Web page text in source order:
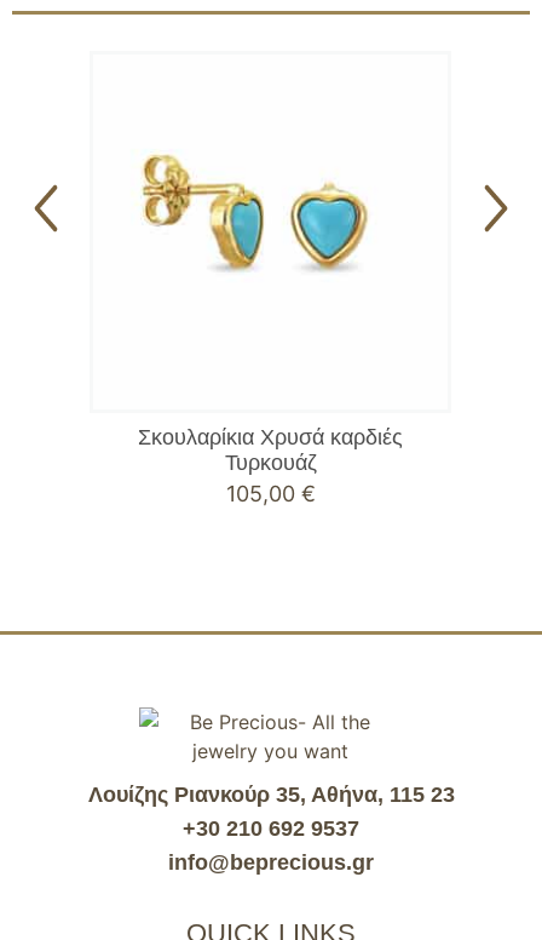
Σκουλαρίκια Χρυσά καρδιές
Τυρκουάζ
105,00 €
Λουίζης Ριανκούρ 35, Αθήνα, 115 23
+30 210 692 9537
info@beprecious.gr
QUICK LINKS